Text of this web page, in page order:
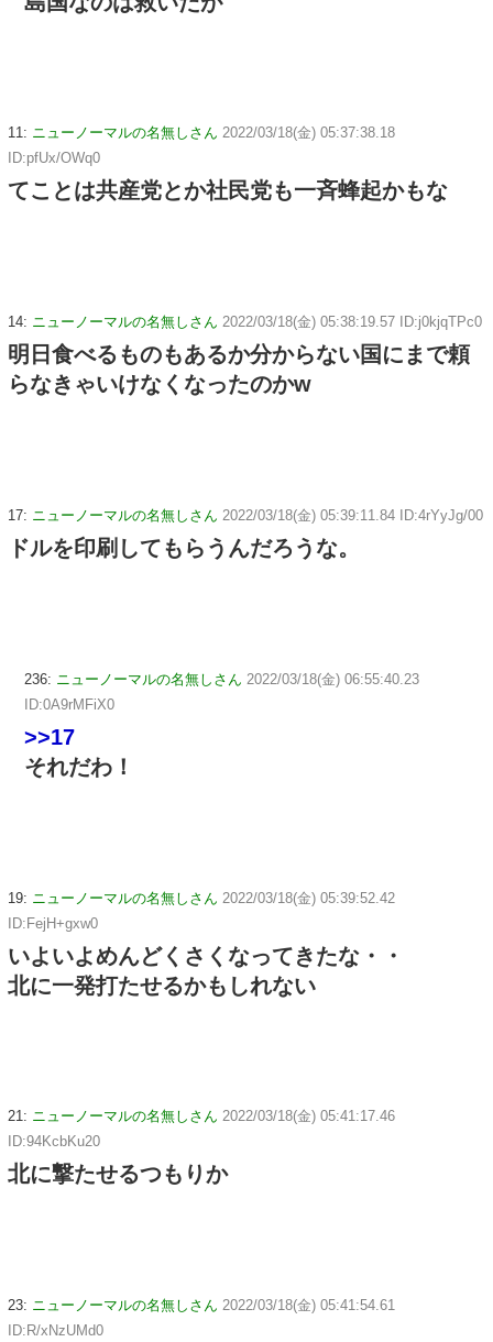
11: ニューノーマルの名無しさん 2022/03/18(金) 05:37:38.18
ID:pfUx/OWq0
てことは共産党とか社民党も一斉蜂起かもな
14: ニューノーマルの名無しさん 2022/03/18(金) 05:38:19.57 ID:j0kjqTPc0
明日食べるものもあるか分からない国にまで頼
らなきゃいけなくなったのかw
17: ニューノーマルの名無しさん 2022/03/18(金) 05:39:11.84 ID:4rYyJg/00
ドルを印刷してもらうんだろうな。
236: ニューノーマルの名無しさん 2022/03/18(金) 06:55:40.23
ID:0A9rMFiX0
>>17
それだわ！
19: ニューノーマルの名無しさん 2022/03/18(金) 05:39:52.42
ID:FejH+gxw0
いよいよめんどくさくなってきたな・・
北に一発打たせるかもしれない
21: ニューノーマルの名無しさん 2022/03/18(金) 05:41:17.46
ID:94KcbKu20
北に撃たせるつもりか
23: ニューノーマルの名無しさん 2022/03/18(金) 05:41:54.61
ID:R/xNzUMd0